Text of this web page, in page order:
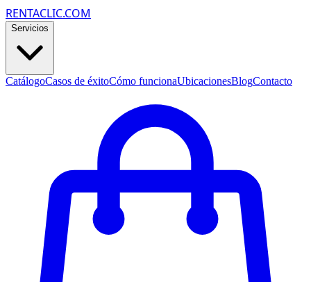
RENTACLIC.COM
Servicios
CatálogoCasos de éxitoCómo funcionaUbicacionesBlogContacto